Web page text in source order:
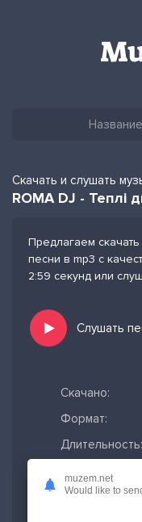
Скачать и слушать
ROMA DJ - Теплі
Предлагаем скачать
песни в mp3 с
2:59 секунд или
Скачано:
Формат:
Длительность:
Качество mp3:
muzem.net
Would like to